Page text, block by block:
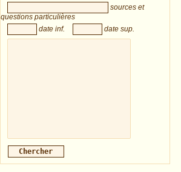
sources et
questions particulières
date inf.
date sup.